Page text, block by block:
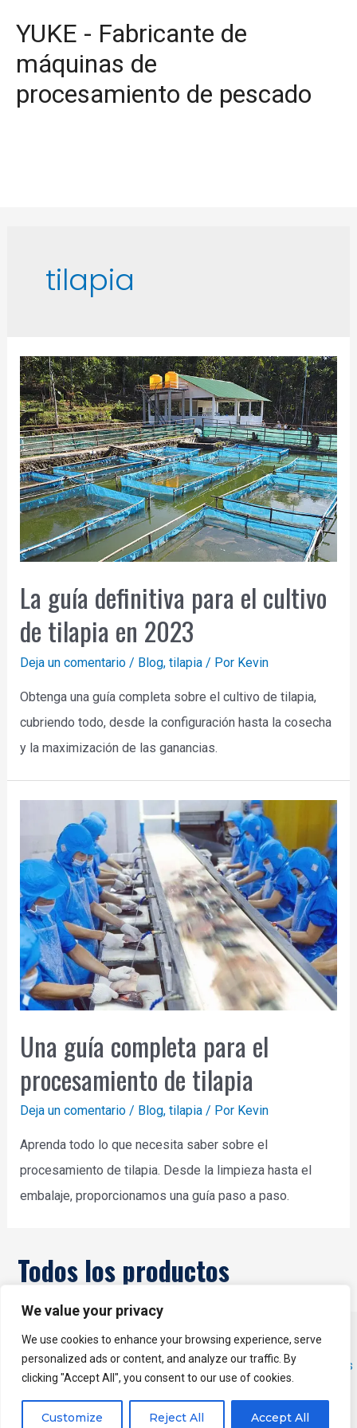
We value your privacy
We use cookies to enhance your browsing experience, serve
personalized ads or content, and analyze our traffic. By
clicking "Accept All", you consent to our use of cookies.
Customize Reject All Accept All
YUKE - Fabricante de
máquinas de
procesamiento de pescado
tilapia
La guía definitiva para el cultivo
de tilapia en 2023
Deja un comentario / Blog, tilapia/ Por Kevin
Obtenga una guía completa sobre el cultivo de tilapia,
cubriendo todo, desde la configuración hasta la cosecha
y la maximización de las ganancias.
Una guía completa para el
procesamiento de tilapia
Deja un comentario / Blog, tilapia/ Por Kevin
Aprenda todo lo que necesita saber sobre el
procesamiento de tilapia. Desde la limpieza hasta el
embalaje, proporcionamos una guía paso a paso.
Todos los productos
Derechos de autor © 2026 YUKE - Fabricante de máquinas de
procesamiento de pescado | Energizado porTema WordPress